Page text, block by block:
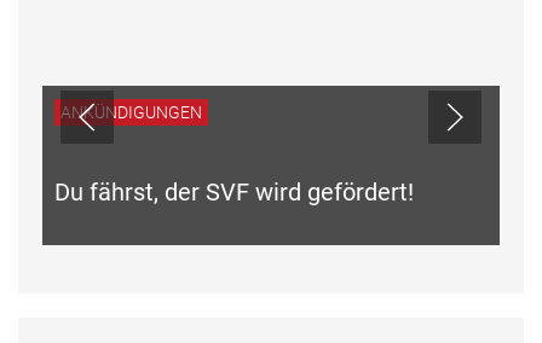
ANKÜNDIGUNGEN
Du fährst, der SVF wird gefördert!